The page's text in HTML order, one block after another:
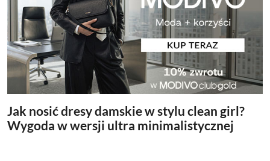
Jak nosić dresy damskie w stylu clean girl?
Wygoda w wersji ultra minimalistycznej